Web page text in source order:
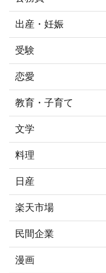
出産・妊娠
受験
恋愛
教育・子育て
文学
料理
日産
楽天市場
民間企業
漫画